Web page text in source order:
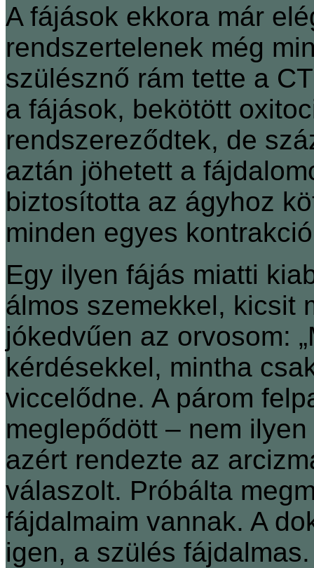
A fájások ekkora már
rendszertelenek még
szülésznő rám tette a
a fájások, bekötött
rendszereződtek, de
aztán jöhetett a
biztosította az ágyhoz
minden egyes
Egy ilyen fájás miatti
álmos szemekkel, kicsit
jókedvűen az orvosom:
kérdésekkel, mintha
viccelődne. A párom
meglepődött – nem
azért rendezte az
válaszolt. Próbálta
fájdalmaim vannak. A
igen, a szülés fájdalmas.